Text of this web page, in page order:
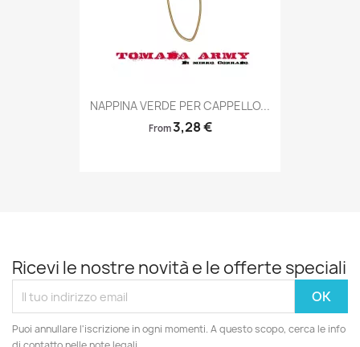
Anteprima
NAPPINA VERDE PER CAPPELLO...
From3,28 €
Ricevi le nostre novità e le offerte speciali
Puoi annullare l'iscrizione in ogni momenti. A questo scopo, cerca le info